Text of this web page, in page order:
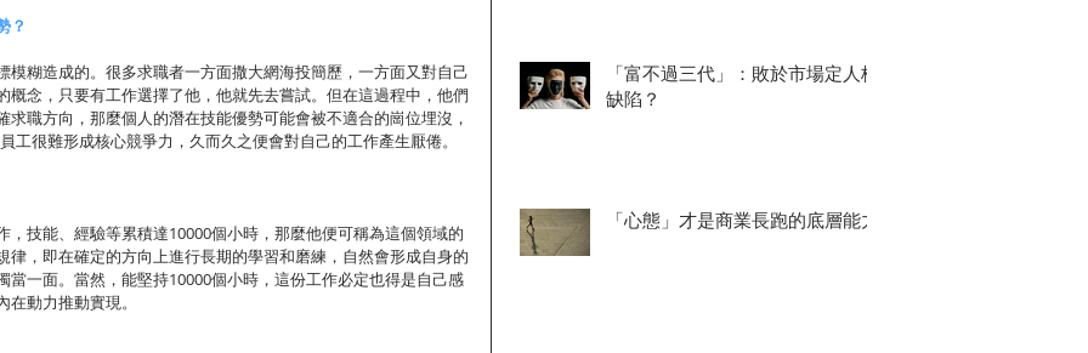
？
模糊造成的。很多求職者一方面撒大網海投簡歷，一方面又對自己
概念，只要有工作選擇了他，他就先去嘗試。但在這過程中，他們
求職方向，那麼個人的潛在技能優勢可能會被不適合的崗位埋沒，
工很難形成核心競爭力，久而久之便會對自己的工作產生厭倦。
，技能、經驗等累積達10000個小時，那麼他便可稱為這個領域的
律，即在確定的方向上進行長期的學習和磨練，自然會形成自身的
當一面。當然，能堅持10000個小時，這份工作必定也得是自己感
動力推動實現。
「富不過三代」：敗於市場定人格
缺陷？
「心態」才是商業長跑的底層能力